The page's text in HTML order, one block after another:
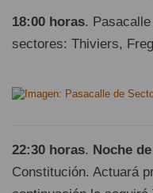
18:00 horas.
sectores: Thiviers,
22:30 horas. Noche
Constitución. Actuará